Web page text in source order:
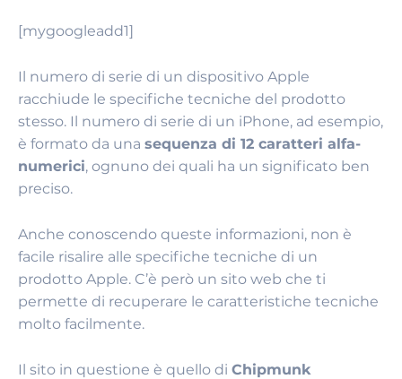
[mygoogleadd1]
Il numero di serie di un dispositivo Apple
racchiude le specifiche tecniche del prodotto
stesso. Il numero di serie di un iPhone, ad esempio,
è formato da una sequenza di 12 caratteri alfa-
numerici, ognuno dei quali ha un significato ben
preciso.
Anche conoscendo queste informazioni, non è
facile risalire alle specifiche tecniche di un
prodotto Apple. C’è però un sito web che ti
permette di recuperare le caratteristiche tecniche
molto facilmente.
Il sito in questione è quello di Chipmunk